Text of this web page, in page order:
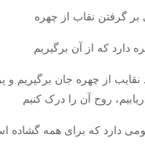
دارد که از آن برگیریم
از چهره جان برگیریم و
روح آن را درک کنیم
دارد که برای همه گشاده